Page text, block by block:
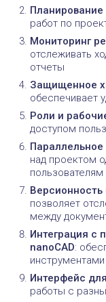
Планирование
работ по
Мониторинг
отслеживать
отчеты
Защищенное
обеспечивает
Роли и
доступом
Параллельное
над проектом
пользователям
позволяет
между
Интеграция с
nanoCAD:
инструментами
Интерфейс
работы с